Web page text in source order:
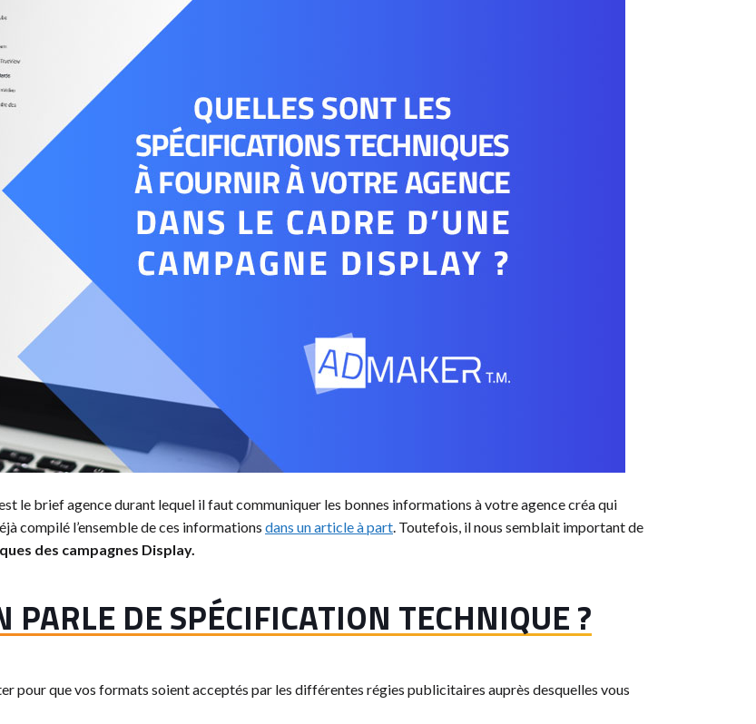
est le brief agence durant lequel il faut communiquer les bonnes informations à votre agence créa qui
compilé l’ensemble de ces informations dans un article à part. Toutefois, il nous semblait important de
des campagnes Display.
DE SPÉCIFICATION TECHNIQUE ?
pour que vos formats soient acceptés par les différentes régies publicitaires auprès desquelles vous